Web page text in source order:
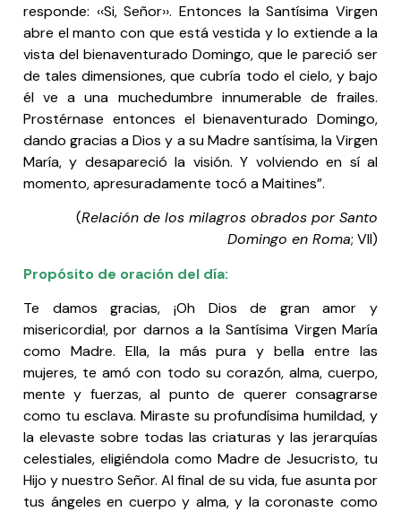
responde: ‹‹Si, Señor››. Entonces la Santísima Virgen
abre el manto con que está vestida y lo extiende a la
vista del bienaventurado Domingo, que le pareció ser
de tales dimensiones, que cubría todo el cielo, y bajo
él ve a una muchedumbre innumerable de frailes.
Prostérnase entonces el bienaventurado Domingo,
dando gracias a Dios y a su Madre santísima, la Virgen
María, y desapareció la visión. Y volviendo en sí al
momento, apresuradamente tocó a Maitines”.
(Relación de los milagros obrados por Santo
Domingo en Roma; VII)
Propósito de oración del día:
Te damos gracias, ¡Oh Dios de gran amor y
misericordia!, por darnos a la Santísima Virgen María
como Madre. Ella, la más pura y bella entre las
mujeres, te amó con todo su corazón, alma, cuerpo,
mente y fuerzas, al punto de querer consagrarse
como tu esclava. Miraste su profundísima humildad, y
la elevaste sobre todas las criaturas y las jerarquías
celestiales, eligiéndola como Madre de Jesucristo, tu
Hijo y nuestro Señor. Al final de su vida, fue asunta por
tus ángeles en cuerpo y alma, y la coronaste como